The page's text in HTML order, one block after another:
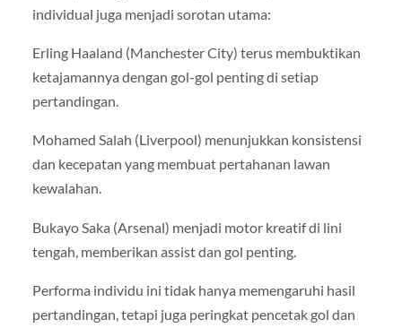
individual juga menjadi sorotan utama:
Erling Haaland (Manchester City) terus membuktikan
ketajamannya dengan gol-gol penting di setiap
pertandingan.
Mohamed Salah (Liverpool) menunjukkan konsistensi
dan kecepatan yang membuat pertahanan lawan
kewalahan.
Bukayo Saka (Arsenal) menjadi motor kreatif di lini
tengah, memberikan assist dan gol penting.
Performa individu ini tidak hanya memengaruhi hasil
pertandingan, tetapi juga peringkat pencetak gol dan